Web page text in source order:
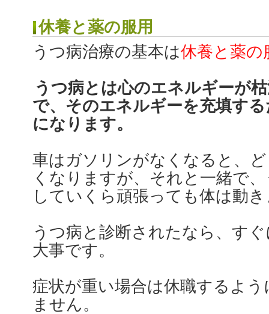
休養と薬の服用
うつ病治療の基本は休養と薬の
うつ病とは心のエネルギーが
で、そのエネルギーを充填す
になります。
車はガソリンがなくなると、
くなりますが、それと一緒で
していくら頑張っても体は動
うつ病と診断されたなら、す
大事です。
症状が重い場合は休職するよ
ません。